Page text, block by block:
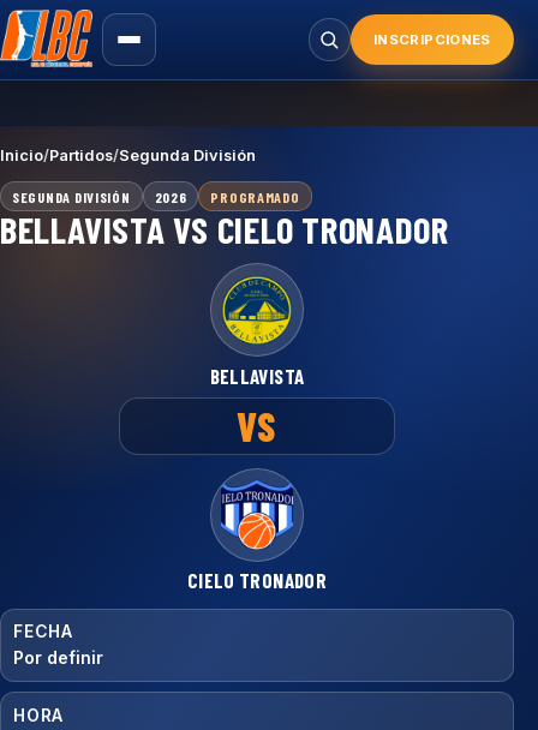
Saltar
al
contenido
Buscar
INSCRIPCIONES
Inicio/Partidos/Segunda División
SEGUNDA DIVISIÓN 2026 PROGRAMADO
BELLAVISTA VS CIELO TRONADOR
BELLAVISTA
VS
CIELO TRONADOR
FECHA
Por definir
HORA